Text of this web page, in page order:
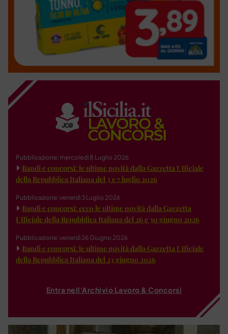
Pubblicazione: mercoledì 8 Luglio 2026
Bandi e concorsi: le ultime novità dalla Gazzetta Ufficiale
della Repubblica Italiana del 3 e 7 luglio 2026
Pubblicazione: venerdì 3 Luglio 2026
Bandi e concorsi: ecco le ultime novità dalla Gazzetta
Ufficiale della Repubblica Italiana del 26 e 30 giugno 2026
Pubblicazione: venerdì 26 Giugno 2026
Bandi e concorsi: le ultime novità dalla Gazzetta Ufficiale
della Repubblica Italiana del 23 giugno 2026
Entra nell'Archivio Lavoro & Concorsi